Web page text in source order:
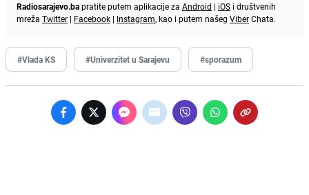
Radiosarajevo.bapratite putem aplikacije za Android | iOS i društvenih
mreža Twitter | Facebook | Instagram, kao i putem našeg ViberChata.
#Vlada KS #Univerzitet u Sarajevu #sporazum